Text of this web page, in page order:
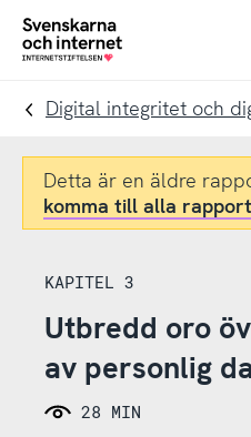
Till
navigation
Till
innehåll
To
Detta är en äldre
komma till alla
KAPITEL 3
Utbredd oro
av personlig
28 MIN